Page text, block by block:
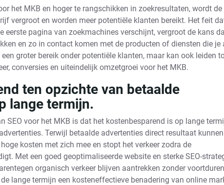
het MKB en hoger te rangschikken in zoekresultaten, wordt
vergroot en worden meer potentiële klanten bereikt. Het feit
eerste pagina van zoekmachines verschijnt, vergroot de kans
en zo in contact komen met de producten of diensten die je
groter bereik onder potentiële klanten, maar kan ook leiden
conversies en uiteindelijk omzetgroei voor het MKB.
ten opzichte van betaalde
lange termijn.
SEO voor het MKB is dat het kostenbesparend is op lange
Terwijl betaalde advertenties direct resultaat kunnen
kosten met zich mee en stopt het verkeer zodra de
Met een goed geoptimaliseerde website en sterke SEO-
organisch verkeer blijven aantrekken zonder
lange termijn een kosteneffectieve benadering van online